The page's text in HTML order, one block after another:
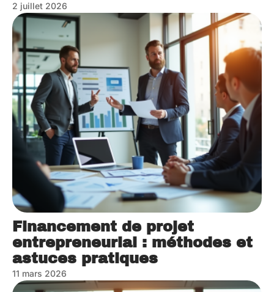
2 juillet 2026
Financement de projet
entrepreneurial : méthodes et
astuces pratiques
11 mars 2026